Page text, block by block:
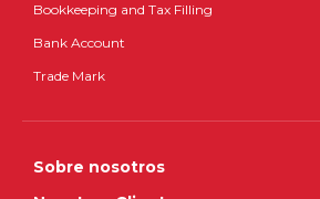
Bookkeeping and Tax Filling
Bank Account
Trade Mark
Sobre nosotros